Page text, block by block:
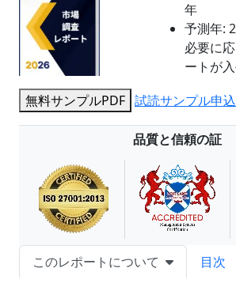
年
予測年:
必要に
ートが
無料サンプルPDF 試読サンプル申込
品質と信頼の証
このレポートについて 目次